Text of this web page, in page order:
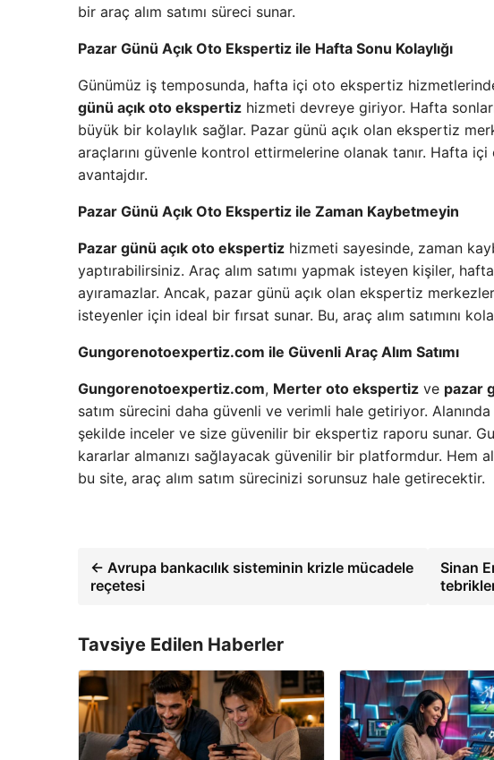
bir araç alım satımı süreci sunar.
Pazar Günü Açık Oto Ekspertiz ile Hafta Sonu Kolaylığı
Günümüz iş temposunda, hafta içi oto ekspertiz
günü açık oto ekspertiz hizmeti devreye giriyor. Hafta
büyük bir kolaylık sağlar. Pazar günü açık olan ekspertiz
araçlarını güvenle kontrol ettirmelerine olanak tanır. Hafta
avantajdır.
Pazar Günü Açık Oto Ekspertiz ile Zaman Kaybetmeyin
Pazar günü açık oto ekspertiz hizmeti sayesinde, zaman
yaptırabilirsiniz. Araç alım satımı yapmak isteyen kişiler,
ayıramazlar. Ancak, pazar günü açık olan ekspertiz
isteyenler için ideal bir fırsat sunar. Bu, araç alım satımını
Gungorenotoexpertiz.com ile Güvenli Araç Alım Satımı
Gungorenotoexpertiz.com, Merter oto ekspertiz ve pazar
satım sürecini daha güvenli ve verimli hale getiriyor.
şekilde inceler ve size güvenilir bir ekspertiz raporu sunar.
kararlar almanızı sağlayacak güvenilir bir platformdur. Hem
bu site, araç alım satım sürecinizi sorunsuz hale getirecektir.
← Avrupa bankacılık sisteminin krizle mücadele
reçetesi
Sinan
Tavsiye Edilen Haberler